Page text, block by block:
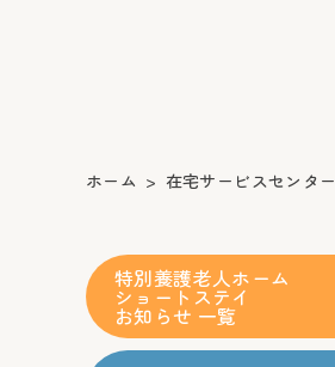
ホーム 在宅サービスセンター
特別養護老人ホーム
ショートステイ
お知らせ 一覧